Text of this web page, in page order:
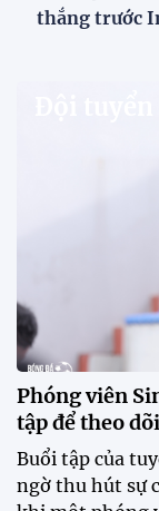
HLV Văn Sỹ
Sông Lam
khẳng định
khát vọng",
CLB Sông
Tiền đạo
Nhật Bản thi
ĐKVĐ Cúp